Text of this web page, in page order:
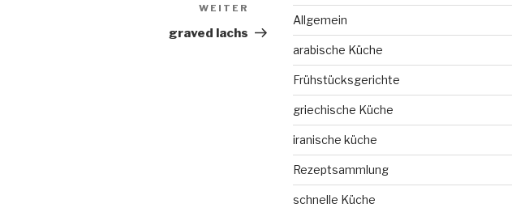
Nächster
Beitrag
WEITER
graved lachs
Allgemein
arabische Küche
Frühstücksgerichte
griechische Küche
iranische küche
Rezeptsammlung
schnelle Küche